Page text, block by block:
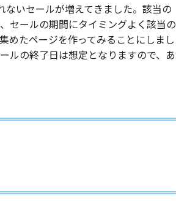
いセールが増えてきました。該当の
セールの期間にタイミングよく該当の
めたページを作ってみることにしまし
ルの終了日は想定となりますので、あ